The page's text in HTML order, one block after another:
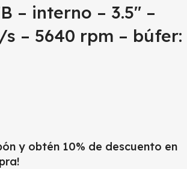
– interno – 3.5″ –
s – 5640 rpm – búfer:
y obtén 10% de descuento en